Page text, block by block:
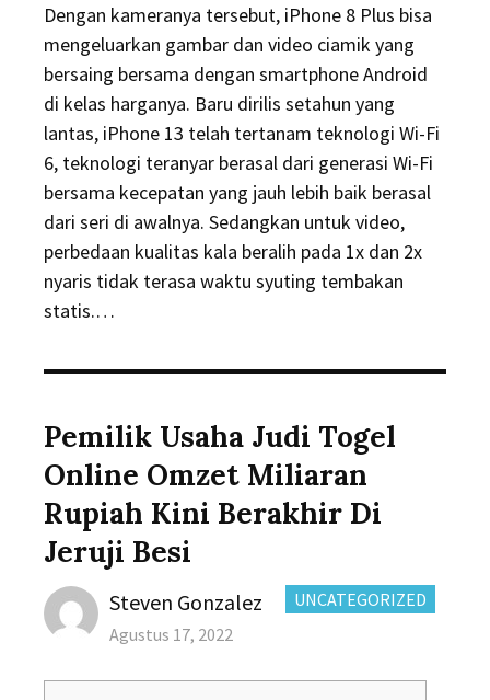
Dengan kameranya tersebut, iPhone 8 Plus bisa
mengeluarkan gambar dan video ciamik yang
bersaing bersama dengan smartphone Android
di kelas harganya. Baru dirilis setahun yang
lantas, iPhone 13 telah tertanam teknologi Wi-Fi
6, teknologi teranyar berasal dari generasi Wi-Fi
bersama kecepatan yang jauh lebih baik berasal
dari seri di awalnya. Sedangkan untuk video,
perbedaan kualitas kala beralih pada 1x dan 2x
nyaris tidak terasa waktu syuting tembakan
statis.…
Pemilik Usaha Judi Togel
Online Omzet Miliaran
Rupiah Kini Berakhir Di
Jeruji Besi
CATEGORIES:
UNCATEGORIZED
Author
Steven Gonzalez
Posted
Agustus 17, 2022